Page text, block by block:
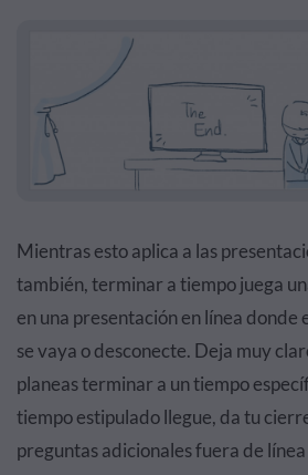
Mientras esto aplica a las
también, terminar a tiempo juega
en una presentación en línea donde
se vaya o desconecte. Deja muy
planeas terminar a un tiempo
tiempo estipulado llegue, da tu
preguntas adicionales fuera de